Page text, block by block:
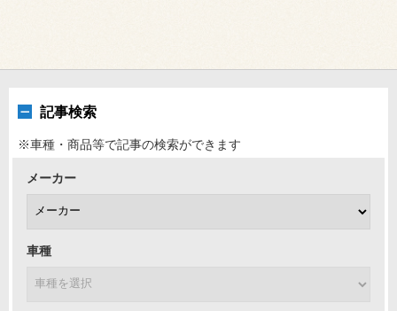
記事検索
※車種・商品等で記事の検索ができます
メーカー
車種